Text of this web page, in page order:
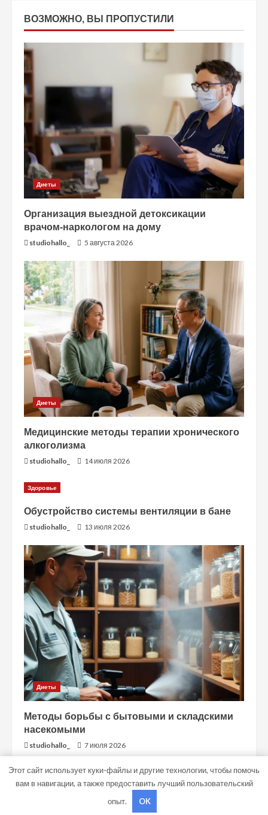
ВОЗМОЖНО, ВЫ ПРОПУСТИЛИ
Диеты
Организация выездной детоксикации
врачом-наркологом на дому
studiohallo_ 5 августа 2026
Диеты
Медицинские методы терапии хронического
алкоголизма
studiohallo_ 14 июля 2026
Здоровье
Обустройство системы вентиляции в бане
studiohallo_ 13 июля 2026
Диеты
Методы борьбы с бытовыми и складскими
насекомыми
studiohallo_ 7 июля 2026
Copyright © Все права защищены.|MoreNewsот AF
themes.
Этот сайт использует куки-файлы и другие технологии, чтобы помочь
вам в навигации, а также предоставить лучший пользовательский
опыт.
OK